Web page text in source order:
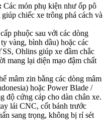
Các món phụ kiện như ốp pô
chiếc xe trông phá cách và
phuộc sau với các dòng
vàng, bình dầu) hoặc các
Ohlins giúp xe đầm chắc
mang lại diện mạo đậm chất
mâm zin bằng các dòng mâm
hoặc Power Blade /
độ cứng cáp cho dàn chân xe.
lái CNC, cốt bánh trước
sang trọng, không bị rỉ sét